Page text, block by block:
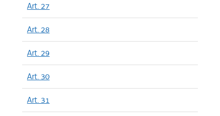
Art. 27
Art. 28
Art. 29
Art. 30
Art. 31